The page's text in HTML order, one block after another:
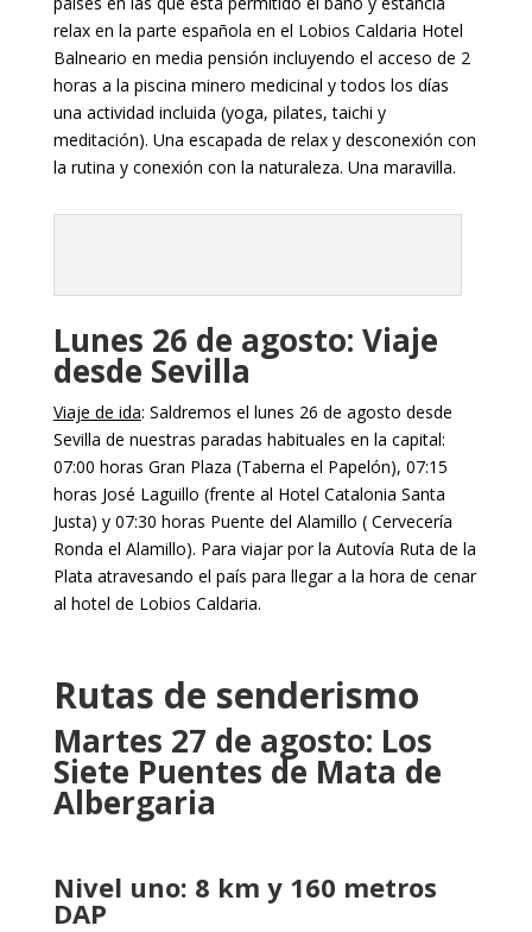
relax en la parte española en el Lobios Caldaria Hotel
Balneario en media pensión incluyendo el acceso de 2
horas a la piscina minero medicinal y todos los días
una actividad incluida (yoga, pilates, taichi y
meditación). Una escapada de relax y desconexión con
la rutina y conexión con la naturaleza. Una maravilla.
Lunes 26 de agosto: Viaje
desde Sevilla
Viaje de ida: Saldremos el lunes 26 de agosto desde
Sevilla de nuestras paradas habituales en la capital:
07:00 horas Gran Plaza (Taberna el Papelón), 07:15
horas José Laguillo (frente al Hotel Catalonia Santa
Justa) y 07:30 horas Puente del Alamillo ( Cervecería
Ronda el Alamillo). Para viajar por la Autovía Ruta de la
Plata atravesando el país para llegar a la hora de cenar
al hotel de Lobios Caldaria.
Rutas de senderismo
Martes 27 de agosto: Los
Siete Puentes de Mata de
Albergaria
Nivel uno: 8 km y 160 metros
DAP